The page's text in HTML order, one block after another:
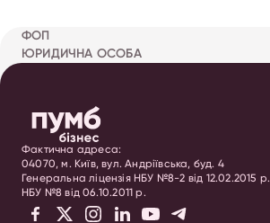
ФОП
ЮРИДИЧНА ОСОБА
Фактична адреса:
04070, м. Київ, вул. Андріївська, буд. 4
Генеральна ліцензія НБУ №8-2 від 12.02.2015 р.
НБУ №8 від 06.10.2011 р.